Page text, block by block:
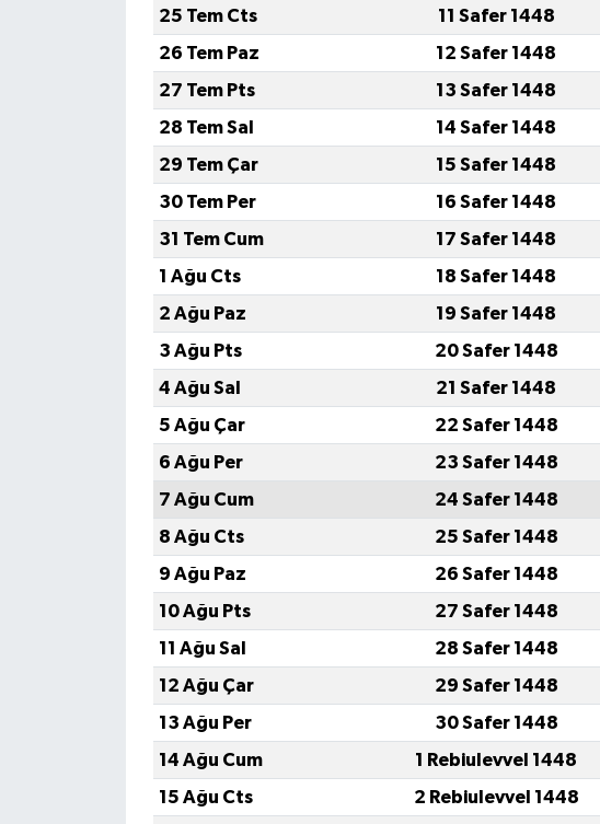
25 Tem Cts
11 Safer 1448
26 Tem Paz
12 Safer 1448
27 Tem Pts
13 Safer 1448
28 Tem Sal
14 Safer 1448
29 Tem Çar
15 Safer 1448
30 Tem Per
16 Safer 1448
31 Tem Cum
17 Safer 1448
1 Ağu Cts
18 Safer 1448
2 Ağu Paz
19 Safer 1448
3 Ağu Pts
20 Safer 1448
4 Ağu Sal
21 Safer 1448
5 Ağu Çar
22 Safer 1448
6 Ağu Per
23 Safer 1448
7 Ağu Cum
24 Safer 1448
8 Ağu Cts
25 Safer 1448
9 Ağu Paz
26 Safer 1448
10 Ağu Pts
27 Safer 1448
11 Ağu Sal
28 Safer 1448
12 Ağu Çar
29 Safer 1448
13 Ağu Per
30 Safer 1448
14 Ağu Cum
1 Rebiulevvel 1448
15 Ağu Cts
2 Rebiulevvel 1448